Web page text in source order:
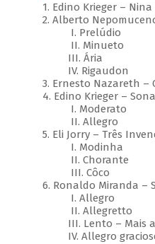
1. Edino Krieger – Nina
2. Alberto
I. Prelúdio
II. Minueto
III. Ária
IV. Rigaudon
3. Ernesto Nazareth –
4. Edino Krieger –
I. Moderato
II. Allegro
5. Eli Jorry – Três
I. Modinha
II. Chorante
III. Côco
6. Ronaldo Miranda –
I. Allegro
II. Allegretto
III. Lento – Mais
IV. Allegro